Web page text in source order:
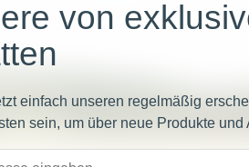
von
einfach unseren regelmäßig
sein, um über neue Produkte